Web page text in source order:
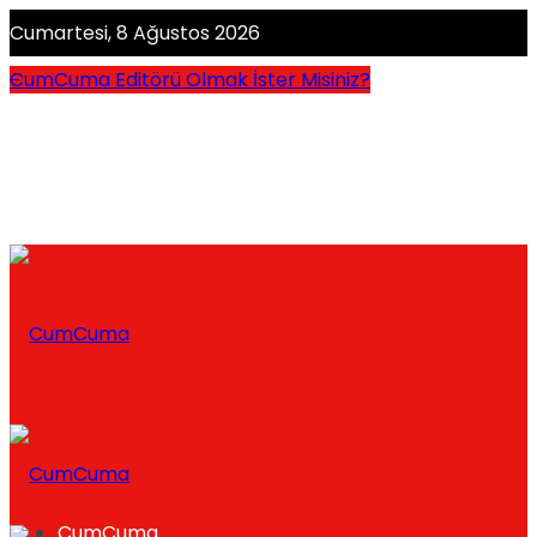
Cumartesi, 8 Ağustos 2026
CumCuma Editörü Olmak İster Misiniz?